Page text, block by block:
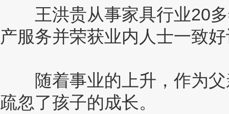
王洪贵从事家具行业20多
产服务并荣获业内人士一致
随着事业的上升，作为父
疏忽了孩子的成长。